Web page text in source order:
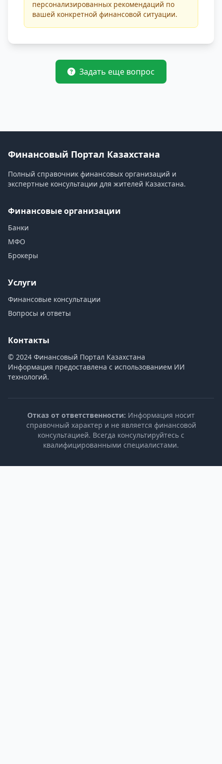
персонализированных рекомендаций по
вашей конкретной финансовой ситуации.
Задать еще вопрос
Финансовый Портал Казахстана
Полный справочник финансовых организаций и
экспертные консультации для жителей Казахстана.
Финансовые организации
Банки
МФО
Брокеры
Услуги
Финансовые консультации
Вопросы и ответы
Контакты
© 2024 Финансовый Портал Казахстана
Информация предоставлена с использованием ИИ
технологий.
Отказ от ответственности: Информация носит
справочный характер и не является финансовой
консультацией. Всегда консультируйтесь с
квалифицированными специалистами.